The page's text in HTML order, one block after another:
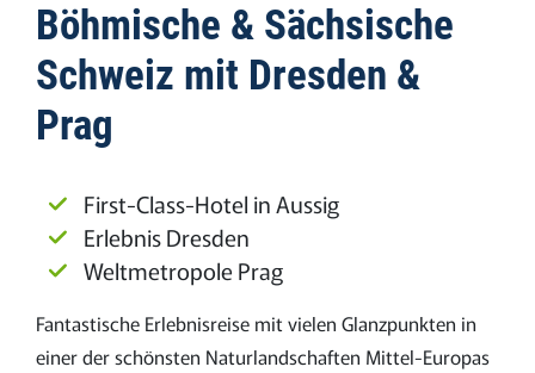
Böhmische & Sächsische
Schweiz mit Dresden &
Prag
First-Class-Hotel in Aussig
Erlebnis Dresden
Weltmetropole Prag
Fantastische Erlebnisreise mit vielen Glanzpunkten in
einer der schönsten Naturlandschaften Mittel-Europas